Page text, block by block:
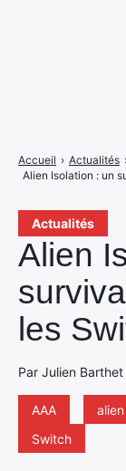
Actualités
Alien
les
Par Julien
AAA
Switch
Accueil › Actualités
Alien Isolation : un